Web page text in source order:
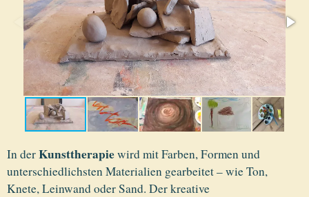
In derKunsttherapiewird mit Farben, Formen und
unterschiedlichsten Materialien gearbeitet – wie Ton,
Knete, Leinwand oder Sand. Der kreative